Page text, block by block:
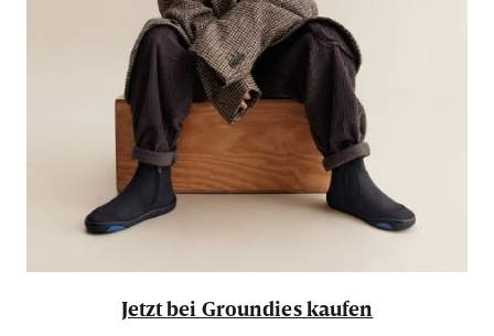
Jetzt bei Groundies kaufen